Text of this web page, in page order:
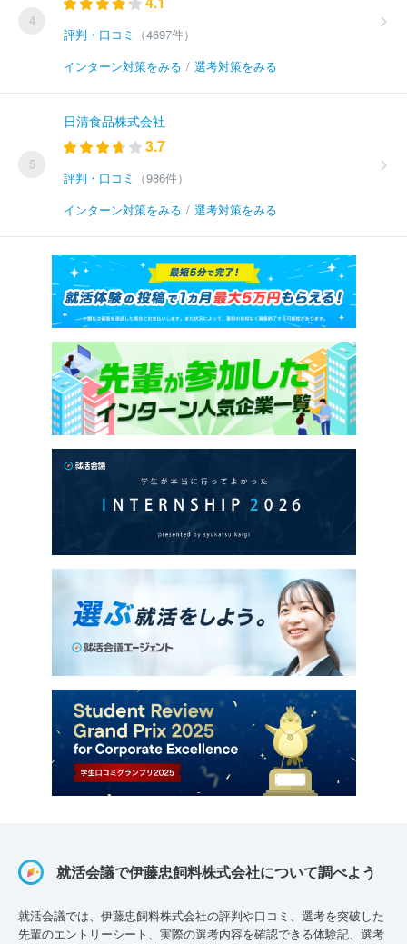
4
評判・口コミ
（4697件）
インターン対策をみる / 選考対策をみる
5
日清食品株式会社
3.7
評判・口コミ
（986件）
インターン対策をみる / 選考対策をみる
就活会議で伊藤忠飼料株式会社について調べよう
就活会議では、伊藤忠飼料株式会社の評判や口コミ、選考を突破した
先輩のエントリーシート、実際の選考内容を確認できる体験記、選考